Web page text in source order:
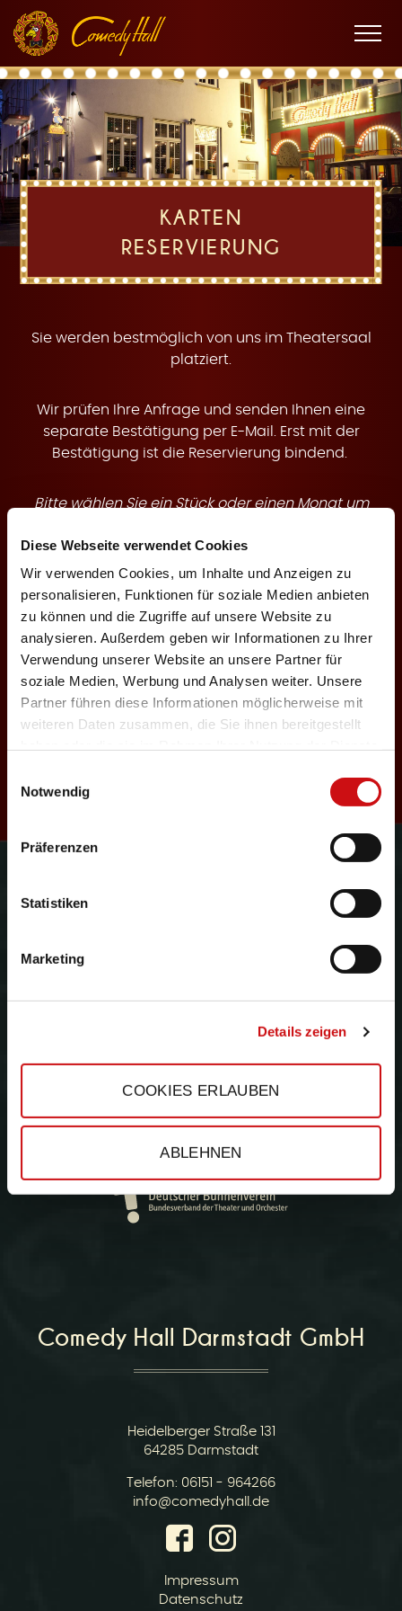
Diese Webseite verwendet Cookies
Wir verwenden Cookies, um Inhalte und Anzeigen zu
personalisieren, Funktionen für soziale Medien anbieten
zu können und die Zugriffe auf unsere Website zu
analysieren. Außerdem geben wir Informationen zu Ihrer
Verwendung unserer Website an unsere Partner für
soziale Medien, Werbung und Analysen weiter. Unsere
Partner führen diese Informationen möglicherweise mit
weiteren Daten zusammen, die Sie ihnen bereitgestellt
Notwendig
Präferenzen
Statistiken
Marketing
Details zeigen
COOKIES ERLAUBEN
ABLEHNEN
Hauptnavigation
Inhalt
Fußnavigation
K
a
r
e
n
R
e
s
e
Menü
KARTEN
RESERVIERUNG
Sie werden bestmöglich von uns im Theatersaal
platziert.
Wir prüfen Ihre Anfrage und senden Ihnen eine
separate Bestätigung per E-Mail. Erst mit der
Bestätigung ist die Reservierung bindend.
Bitte wählen Sie ein Stück oder einen Monat um
Theaterstück
Keine Karten für Ihre Auswahl verfügbar
Comedy Hall Darmstadt GmbH
Heidelberger Straße 131
64285 Darmstadt
Telefon: 06151 - 964266
E-
info@comedyhall.de
Impressum
Datenschutz